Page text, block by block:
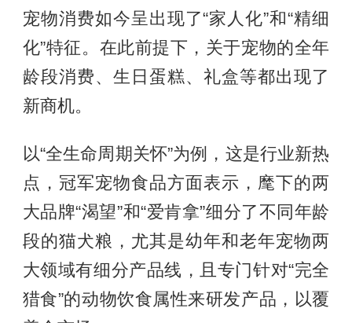
宠物消费如今呈出现了“家人化”和“精细
化”特征。在此前提下，关于宠物的全年
龄段消费、生日蛋糕、礼盒等都出现了
新商机。
以“全生命周期关怀”为例，这是行业新热
点，冠军宠物食品方面表示，麾下的两
大品牌“渴望”和“爱肯拿”细分了不同年龄
段的猫犬粮，尤其是幼年和老年宠物两
大领域有细分产品线，且专门针对“完全
猎食”的动物饮食属性来研发产品，以覆